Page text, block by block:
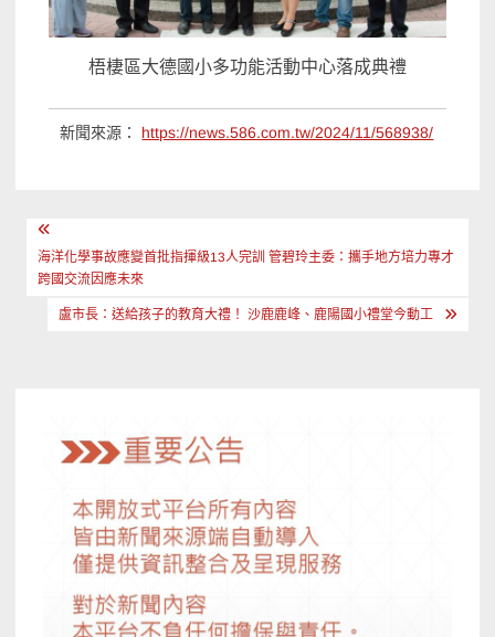
梧棲區大德國小多功能活動中心落成典禮
新聞來源： https://news.586.com.tw/2024/11/568938/
文
章
海洋化學事故應變首批指揮級13人完訓 管碧玲主委：攜手地方培力專才
跨國交流因應未來
盧市長：送給孩子的教育大禮！ 沙鹿鹿峰、鹿陽國小禮堂今動工